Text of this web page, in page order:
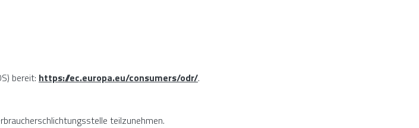
bereit: https://ec.europa.eu/consumers/odr/.
teilzunehmen.